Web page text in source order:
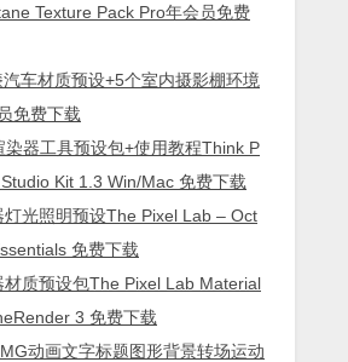
Texture Pack Pro年会员免费
车材质预设+5个室内摄影棚环境
免费下载
染器工具预设包+使用教程Think P
Kit 1.3 Win/Mac 免费下载
光照明预设The Pixel Lab – Oct
免费下载
材质预设包The Pixel Lab Material
3 免费下载
动画文字标题图形背景转场运动